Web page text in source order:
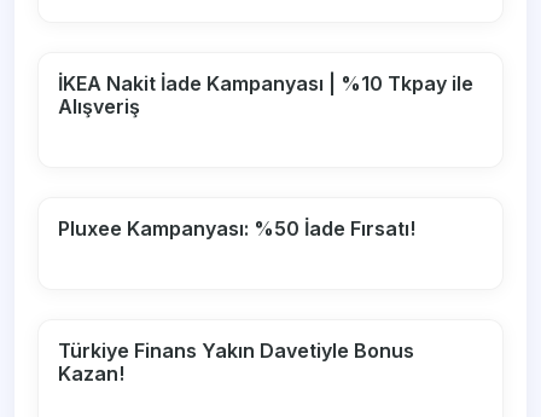
İKEA Nakit İade Kampanyası | %10 Tkpay ile
Alışveriş
Pluxee Kampanyası: %50 İade Fırsatı!
Türkiye Finans Yakın Davetiyle Bonus
Kazan!